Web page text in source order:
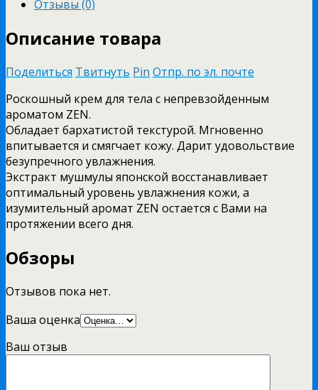
Отзывы (0)
Описание товара
Поделиться Твитнуть Pin Отпр. по эл. почте
Роскошный крем для тела с непревзойденным
ароматом ZEN.
Обладает бархатистой текстурой. Мгновенно
впитывается и смягчает кожу. Дарит удовольствие
безупречного увлажнения.
Экстракт мушмулы японской восстанавливает
оптимальный уровень увлажнения кожи, а
изумительный аромат ZEN остается с Вами на
протяжении всего дня.
Обзоры
Отзывов пока нет.
Ваша оценка
Ваш отзыв